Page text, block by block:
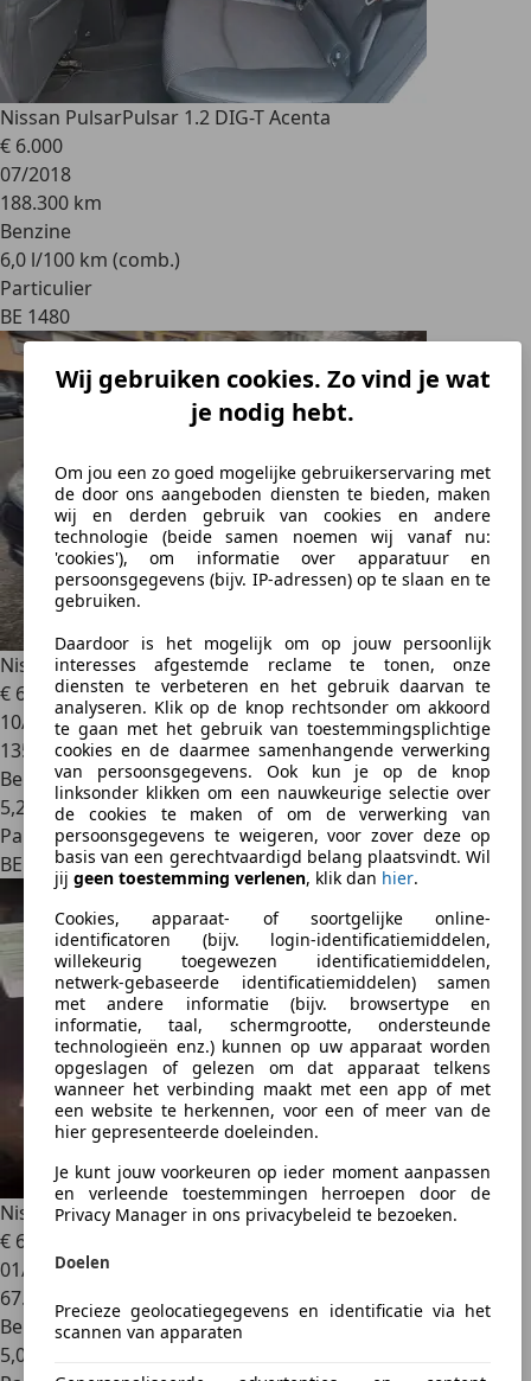
Wij gebruiken cookies. Zo vind je wat
je nodig hebt.
Om jou een zo goed mogelijke gebruikerservaring met
de door ons aangeboden diensten te bieden, maken
wij en derden gebruik van cookies en andere
technologie (beide samen noemen wij vanaf nu:
'cookies'), om informatie over apparatuur en
persoonsgegevens (bijv. IP-adressen) op te slaan en te
gebruiken.
Daardoor is het mogelijk om op jouw persoonlijk
interesses afgestemde reclame te tonen, onze
diensten te verbeteren en het gebruik daarvan te
analyseren. Klik op de knop rechtsonder om akkoord
te gaan met het gebruik van toestemmingsplichtige
cookies en de daarmee samenhangende verwerking
van persoonsgegevens. Ook kun je op de knop
linksonder klikken om een nauwkeurige selectie over
de cookies te maken of om de verwerking van
persoonsgegevens te weigeren, voor zover deze op
basis van een gerechtvaardigd belang plaatsvindt. Wil
jij geen toestemming verlenen, klik dan hier.
Cookies, apparaat- of soortgelijke online-
identificatoren (bijv. login-identificatiemiddelen,
willekeurig toegewezen identificatiemiddelen,
netwerk-gebaseerde identificatiemiddelen) samen
met andere informatie (bijv. browsertype en
informatie, taal, schermgrootte, ondersteunde
technologieën enz.) kunnen op uw apparaat worden
opgeslagen of gelezen om dat apparaat telkens
wanneer het verbinding maakt met een app of met
een website te herkennen, voor een of meer van de
hier gepresenteerde doeleinden.
Je kunt jouw voorkeuren op ieder moment aanpassen
en verleende toestemmingen herroepen door de
Privacy Manager in ons privacybeleid te bezoeken.
Doelen
Precieze geolocatiegegevens en identificatie via het
scannen van apparaten
Nissan PulsarPulsar 1.2 DIG-T Acenta
€ 6.000
07/2018
188.300 km
Benzine
6,0 l/100 km (comb.)
Particulier
BE 1480
Nissan Pulsar1.2 DIG-T Tekna
€ 6.500
10/2015
135.000 km
Benzine
5,2 l/100 km (comb.)
Particulier
BE 1700
Nissan Pulsar1.2 DIG-T Acenta
€ 6.750
01/2015
67.304 km
Benzine
5,0 l/100 km (comb.)